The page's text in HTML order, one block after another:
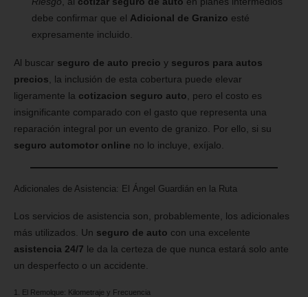
debe confirmar que el Adicional de Granizo esté
expresamente incluido.
Al buscar seguro de auto precio y seguros para autos
precios , la inclusión de esta cobertura puede elevar
ligeramente la cotizacion seguro auto , pero el costo es
insignificante comparado con el gasto que representa una
reparación integral por un evento de granizo. Por ello, si su
seguro automotor online no lo incluye, exíjalo.
Adicionales de Asistencia: El Ángel Guardián en la Ruta
Los servicios de asistencia son, probablemente, los adicionales
más utilizados. Un seguro de auto con una excelente
asistencia 24/7 le da la certeza de que nunca estará solo ante
un desperfecto o un accidente.
1. El Remolque: Kilometraje y Frecuencia